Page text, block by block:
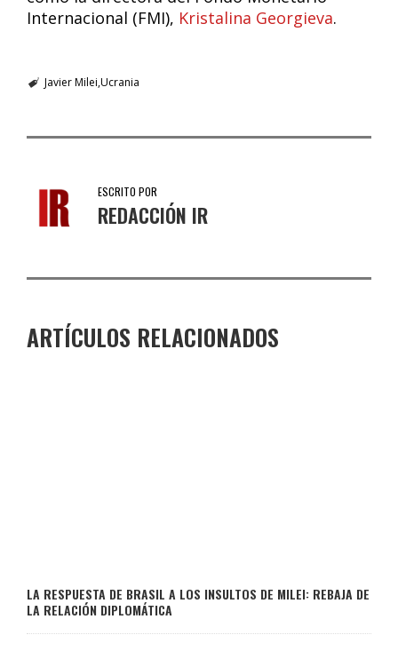
Internacional (FMI), Kristalina Georgieva.
Javier Milei Ucrania
ESCRITO POR
REDACCIÓN IR
ARTÍCULOS RELACIONADOS
LA RESPUESTA DE BRASIL A LOS INSULTOS DE MILEI: REBAJA DE
LA RELACIÓN DIPLOMÁTICA